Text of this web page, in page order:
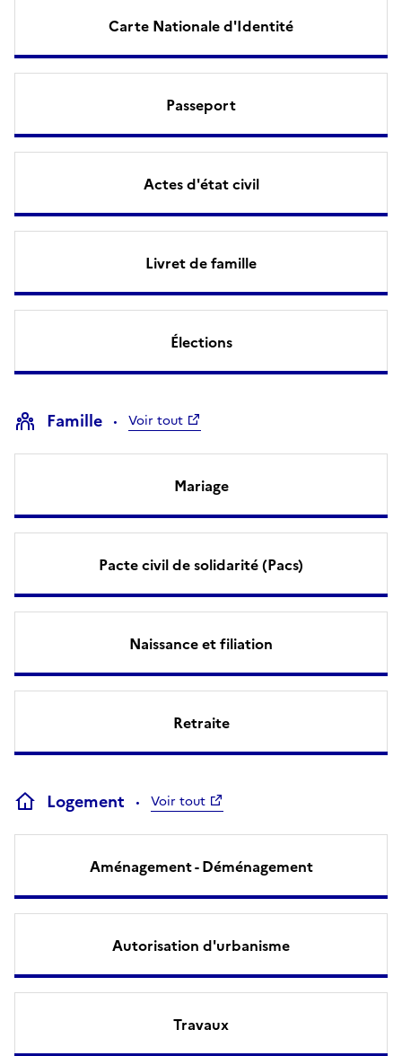
Carte Nationale d'Identité
Passeport
Actes d'état civil
Livret de famille
Élections
Famille Voir tout
Mariage
Pacte civil de solidarité (Pacs)
Naissance et filiation
Retraite
Logement Voir tout
Aménagement - Déménagement
Autorisation d'urbanisme
Travaux